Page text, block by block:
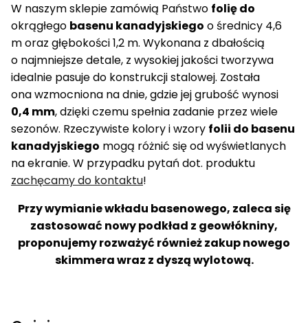
W naszym sklepie zamówią Państwo folię do
okrągłego basenu kanadyjskiego o średnicy 4,6
m oraz głębokości 1,2 m. Wykonana z dbałością
o najmniejsze detale, z wysokiej jakości tworzywa
idealnie pasuje do konstrukcji stalowej. Została
ona wzmocniona na dnie, gdzie jej grubość wynosi
0,4 mm, dzięki czemu spełnia zadanie przez wiele
sezonów. Rzeczywiste kolory i wzory folii do basenu
kanadyjskiego mogą różnić się od wyświetlanych
na ekranie. W przypadku pytań dot. produktu
zachęcamy do kontaktu!
Przy wymianie wkładu basenowego, zaleca się
zastosować nowy podkład z geowłókniny,
proponujemy rozważyć również zakup nowego
skimmera wraz z dyszą wylotową.